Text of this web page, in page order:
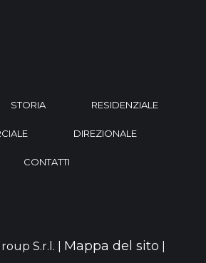
STORIA RESIDENZIALE
DIREZIONALE
CONTATTI
S.r.l. | Mappa del sito